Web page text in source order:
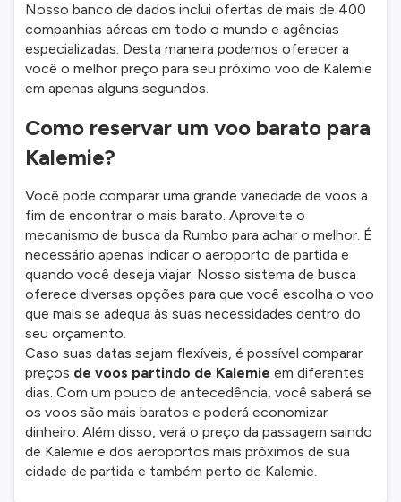
Nosso banco de dados inclui ofertas de mais de 400
companhias aéreas em todo o mundo e agências
especializadas. Desta maneira podemos oferecer a
você o melhor preço para seu próximo voo de Kalemie
em apenas alguns segundos.
Como reservar um voo barato para
Kalemie?
Você pode comparar uma grande variedade de voos a
fim de encontrar o mais barato. Aproveite o
mecanismo de busca da Rumbo para achar o melhor. É
necessário apenas indicar o aeroporto de partida e
quando você deseja viajar. Nosso sistema de busca
oferece diversas opções para que você escolha o voo
que mais se adequa às suas necessidades dentro do
seu orçamento.
Caso suas datas sejam flexíveis, é possível comparar
preços de voos partindo de Kalemie em diferentes
dias. Com um pouco de antecedência, você saberá se
os voos são mais baratos e poderá economizar
dinheiro. Além disso, verá o preço da passagem saindo
de Kalemie e dos aeroportos mais próximos de sua
cidade de partida e também perto de Kalemie.